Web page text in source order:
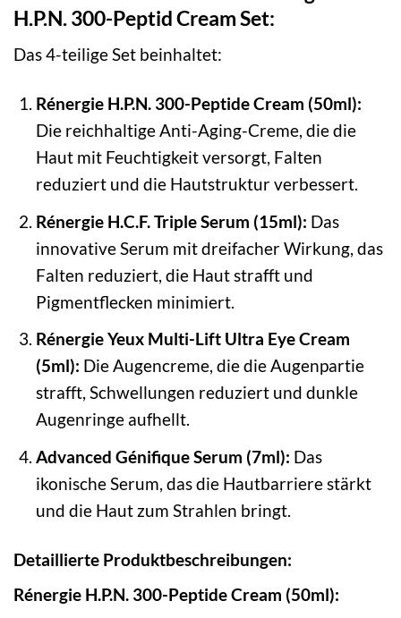
H.P.N. 300-Peptid Cream Set:
Das 4-teilige Set beinhaltet:
Rénergie H.P.N. 300-Peptide Cream (50ml):
Die reichhaltige Anti-Aging-Creme, die die
Haut mit Feuchtigkeit versorgt, Falten
reduziert und die Hautstruktur verbessert.
Rénergie H.C.F. Triple Serum (15ml): Das
innovative Serum mit dreifacher Wirkung, das
Falten reduziert, die Haut strafft und
Pigmentflecken minimiert.
Rénergie Yeux Multi-Lift Ultra Eye Cream
(5ml): Die Augencreme, die die Augenpartie
strafft, Schwellungen reduziert und dunkle
Augenringe aufhellt.
Advanced Génifique Serum (7ml): Das
ikonische Serum, das die Hautbarriere stärkt
und die Haut zum Strahlen bringt.
Detaillierte Produktbeschreibungen:
Rénergie H.P.N. 300-Peptide Cream (50ml):